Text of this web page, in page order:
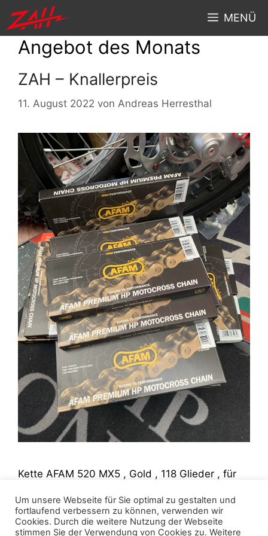
MENÜ
Angebot des Monats
ZAH – Knallerpreis
11. August 2022 von Andreas Herresthal
Kette AFAM 520 MX5 , Gold , 118 Glieder , für
49€ Solange der Vorrat reicht!
Um unsere Webseite für Sie optimal zu gestalten und
fortlaufend verbessern zu können, verwenden wir
Cookies. Durch die weitere Nutzung der Webseite
stimmen Sie der Verwendung von Cookies zu. Weitere